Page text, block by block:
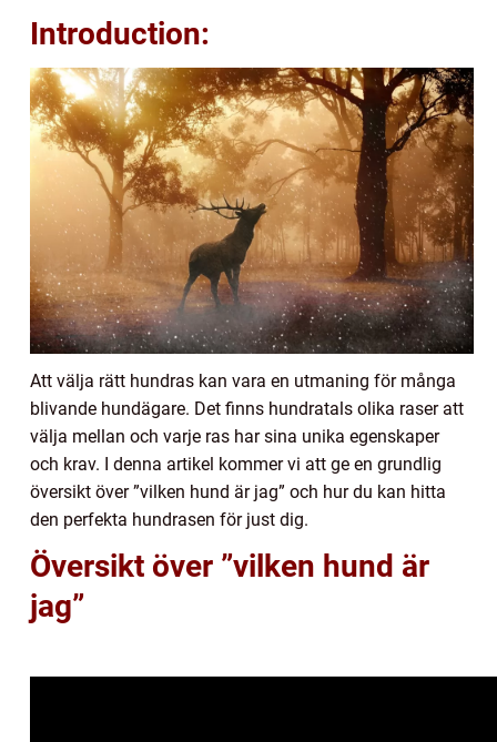
Introduction:
Att välja rätt hundras kan vara en utmaning för många
blivande hundägare. Det finns hundratals olika raser att
välja mellan och varje ras har sina unika egenskaper
och krav. I denna artikel kommer vi att ge en grundlig
översikt över ”vilken hund är jag” och hur du kan hitta
den perfekta hundrasen för just dig.
Översikt över ”vilken hund är
jag”